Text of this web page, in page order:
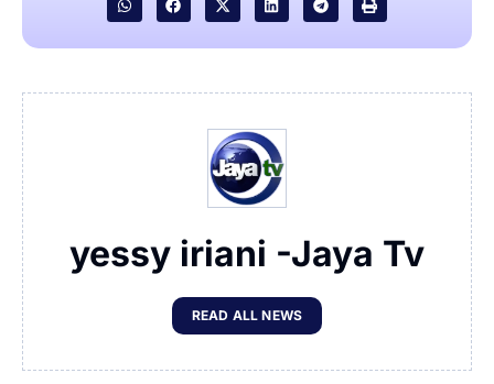
yessy iriani -Jaya Tv
READ ALL NEWS